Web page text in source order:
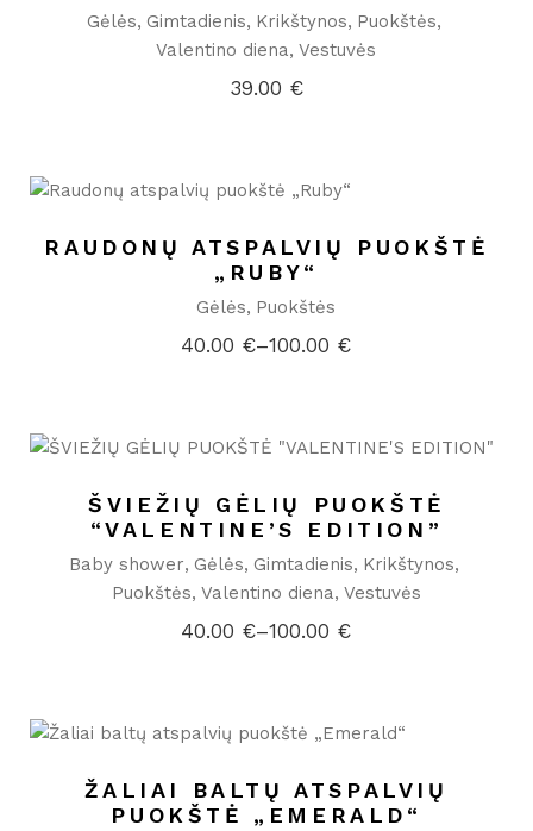
Gėlės Gimtadienis Krikštynos Puokštės
Valentino diena Vestuvės
39.00 €
RAUDONŲ ATSPALVIŲ PUOKŠTĖ
„RUBY“
Gėlės Puokštės
40.00 €–100.00 €
Price
100.00 €
ŠVIEŽIŲ GĖLIŲ PUOKŠTĖ
“VALENTINE’S EDITION”
Baby shower Gėlės Gimtadienis Krikštynos
Puokštės Valentino diena Vestuvės
40.00 €–100.00 €
Price
100.00 €
ŽALIAI BALTŲ ATSPALVIŲ
PUOKŠTĖ „EMERALD“